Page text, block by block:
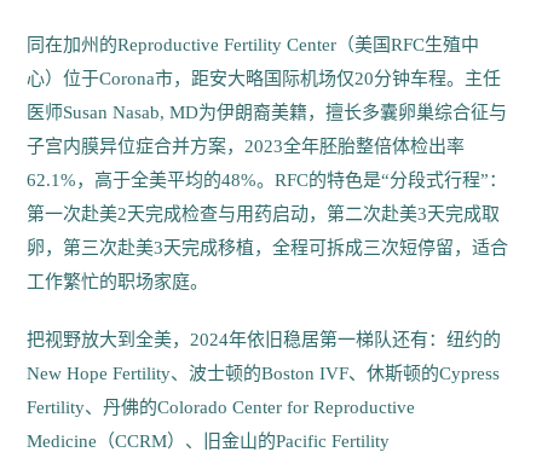
同在加州的Reproductive Fertility Center（美国RFC生殖中
心）位于Corona市，距安大略国际机场仅20分钟车程。主任
医师Susan Nasab, MD为伊朗裔美籍，擅长多囊卵巢综合征与
子宫内膜异位症合并方案，2023全年胚胎整倍体检出率
62.1%，高于全美平均的48%。RFC的特色是“分段式行程”：
第一次赴美2天完成检查与用药启动，第二次赴美3天完成取
卵，第三次赴美3天完成移植，全程可拆成三次短停留，适合
工作繁忙的职场家庭。
把视野放大到全美，2024年依旧稳居第一梯队还有：纽约的
New Hope Fertility、波士顿的Boston IVF、休斯顿的Cypress
Fertility、丹佛的Colorado Center for Reproductive
Medicine（CCRM）、旧金山的Pacific Fertility